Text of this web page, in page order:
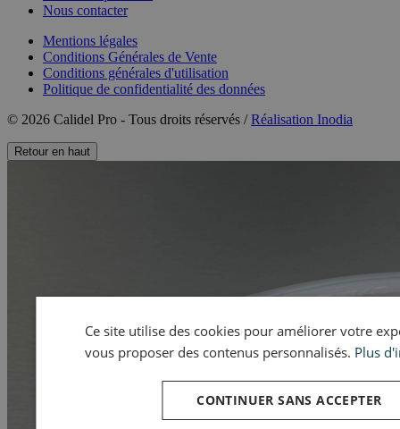
Nous contacter
Mentions légales
Conditions Générales de Vente
Conditions générales d'utilisation
Politique de confidentialité des données
© 2026 Calidel Pro - Tous droits réservés /Réalisation Inodia
Retour en haut
Ce site utilise des cookies pour améliorer votre
vous proposer des contenus personnalisés. Plus
CONTINUER SANS ACCEPTER